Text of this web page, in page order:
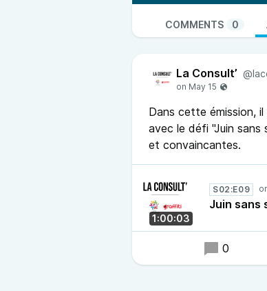
quelques liens
kawa-rencontre-
https://www.icn.ch/fr/
Enfin, Christian nous
des murs” de Marshall
COMMENTS 0
La Consult’
Dans cette émission,
avec le défi "Juin sans
et convaincantes.
1:00:03
S02:E09
Juin sans
0